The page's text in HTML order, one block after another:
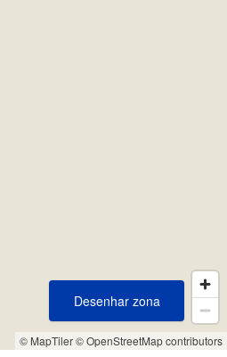
© MapTiler© OpenStreetMap contributors
Desenhar zona
Desenhar zona